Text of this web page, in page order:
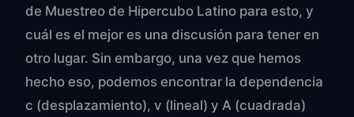
de Muestreo de Hipercubo Latino para esto, y
cuál es el mejor es una discusión para tener en
otro lugar. Sin embargo, una vez que hemos
hecho eso, podemos encontrar la dependencia
c (desplazamiento), v (lineal) y A (cuadrada)